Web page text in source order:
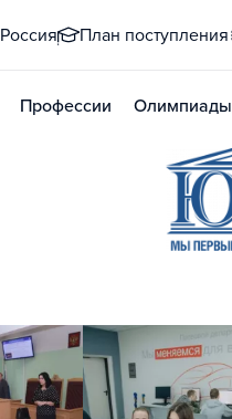
Россия План поступления
Профессии Олимпиады